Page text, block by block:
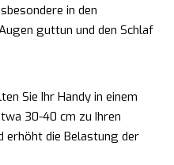
in den
guttun und den Schlaf
Sie Ihr Handy in einem
30-40 cm zu Ihren
erhöht die Belastung der